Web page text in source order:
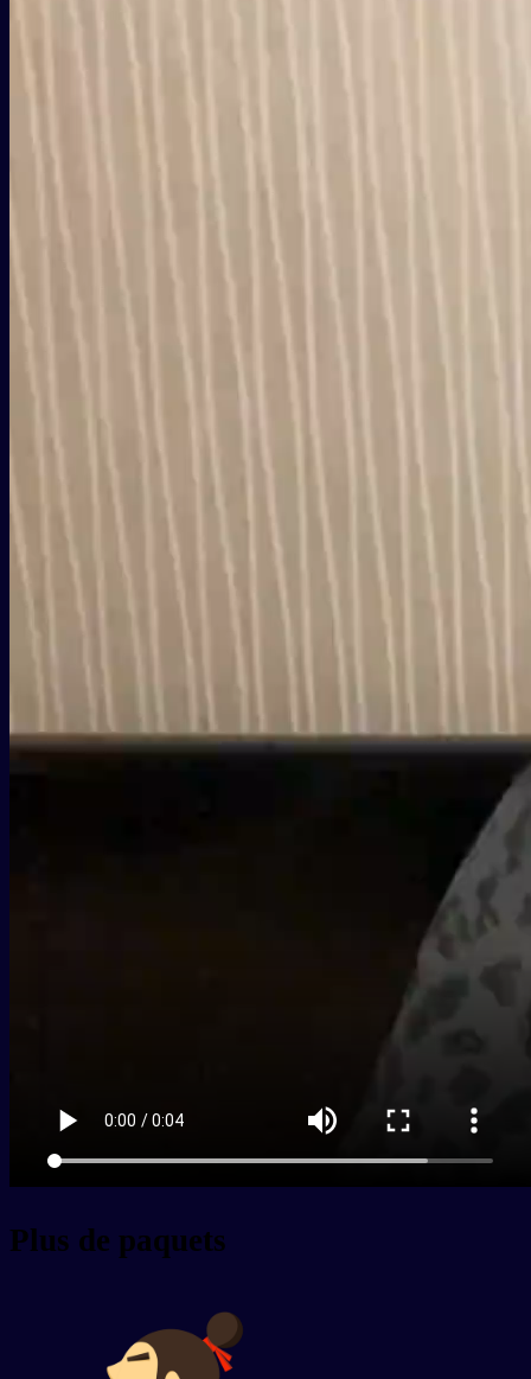
Plus de paquets